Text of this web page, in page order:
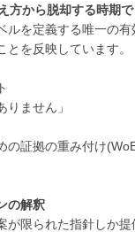
方から脱却する時期
ルを定義する唯一の
を反映しています。
りません」
の証拠の重み付け
の解釈
が限られた指針しか